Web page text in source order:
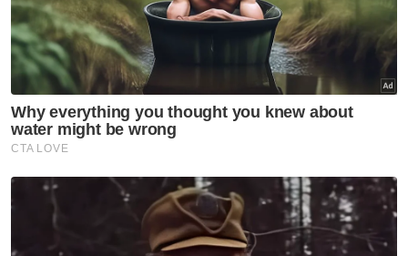
Sementara itu, beliau berharap lapan negeri
yang menerima geran penuh akan
menggunakannya berdasarkan skop yang
telah ditetapkan bagi memastikan tiada
gangguan ke atas perjalanan liga pasukan di
negeri masing-masing.
Katanya, inisiatif itu mempunyai objektif